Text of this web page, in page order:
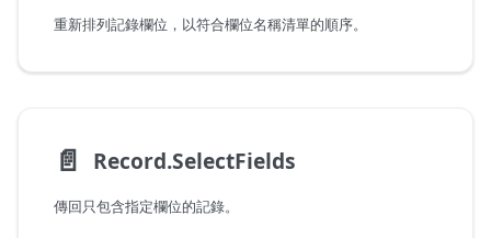
重新排列記錄欄位，以符合欄位名稱清單的順序。
📄️ Record.SelectFields
傳回只包含指定欄位的記錄。